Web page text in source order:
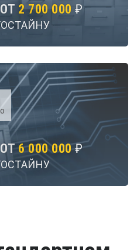
2 700 000 ₽
6 000 000 ₽